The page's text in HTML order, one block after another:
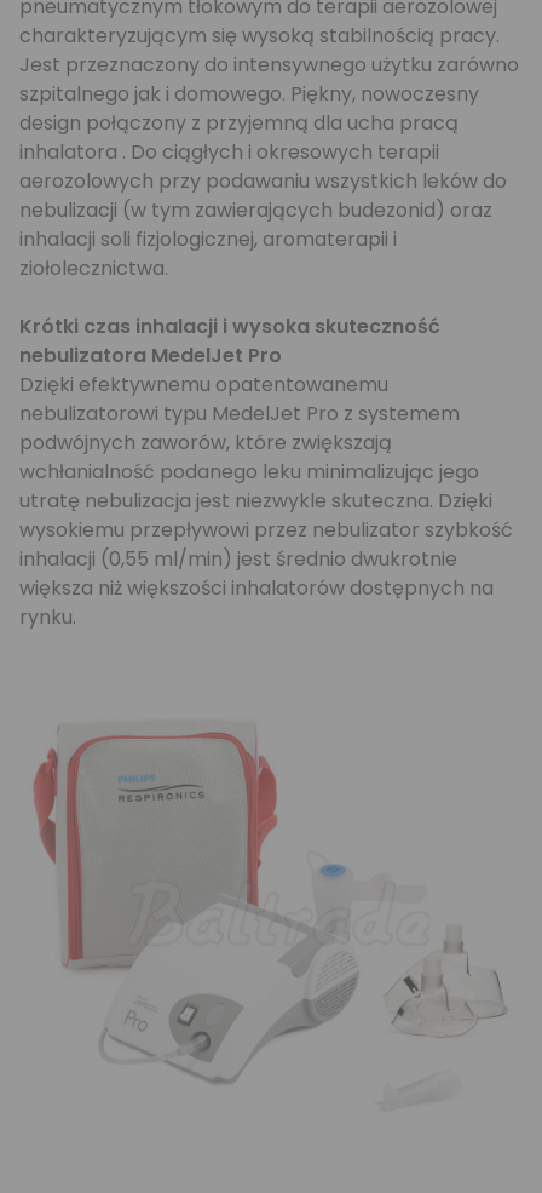
pneumatycznym tłokowym do terapii aerozolowej
charakteryzującym się wysoką stabilnością pracy.
Jest przeznaczony do intensywnego użytku zarówno
szpitalnego jak i domowego. Piękny, nowoczesny
design połączony z przyjemną dla ucha pracą
inhalatora . Do ciągłych i okresowych terapii
aerozolowych przy podawaniu wszystkich leków do
nebulizacji (w tym zawierających budezonid) oraz
inhalacji soli fizjologicznej, aromaterapii i
ziołolecznictwa.
Krótki czas inhalacji i wysoka skuteczność
nebulizatora MedelJet Pro
Dzięki efektywnemu opatentowanemu
nebulizatorowi typu MedelJet Pro z systemem
podwójnych zaworów, które zwiększają
wchłanialność podanego leku minimalizując jego
utratę nebulizacja jest niezwykle skuteczna. Dzięki
wysokiemu przepływowi przez nebulizator szybkość
inhalacji (0,55 ml/min) jest średnio dwukrotnie
większa niż większości inhalatorów dostępnych na
rynku.